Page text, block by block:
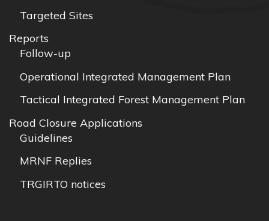
Targeted Sites
Reports
Follow-up
Operational Integrated Management Plan
Tactical Integrated Forest Management Plan
Road Closure Applications
Guidelines
MRNF Replies
TRGIRTO notices